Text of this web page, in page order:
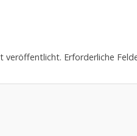
veröffentlicht. Erforderliche